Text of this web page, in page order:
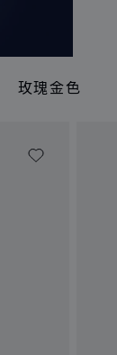
玫瑰金色